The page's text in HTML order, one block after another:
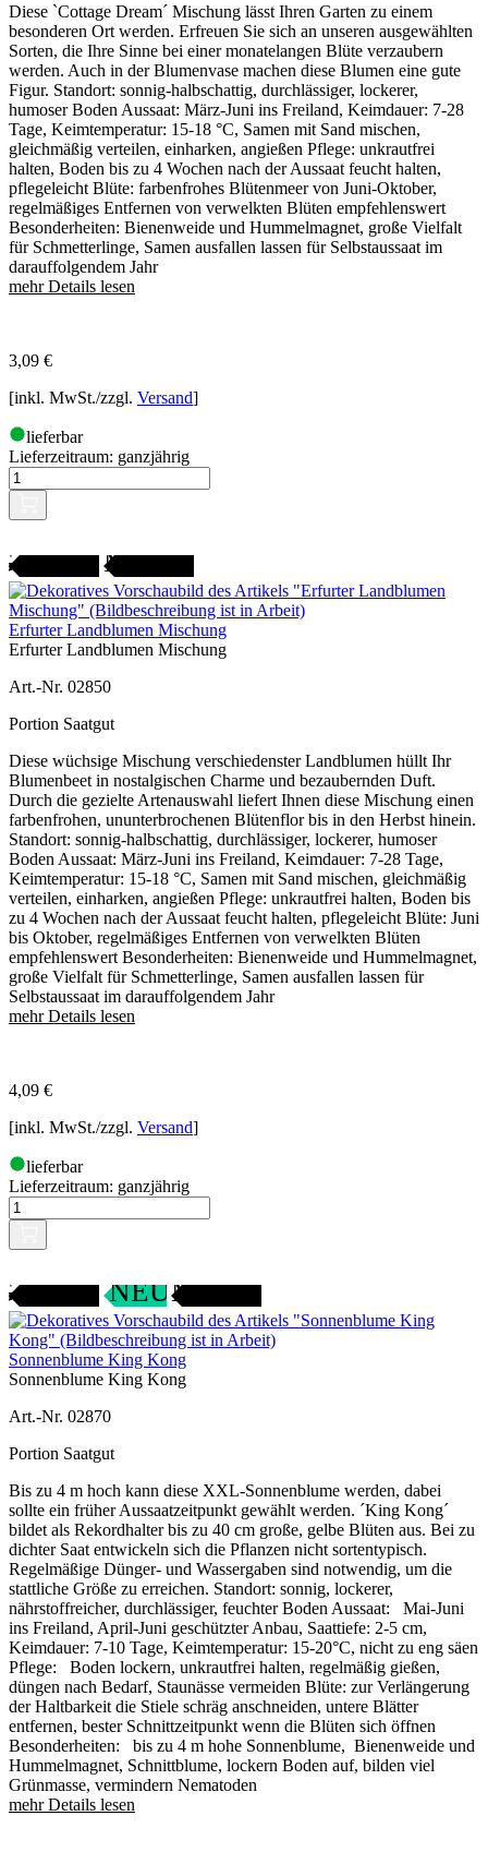
Diese `Cottage Dream´ Mischung lässt Ihren Garten zu einem
besonderen Ort werden. Erfreuen Sie sich an unseren ausgewählten
Sorten, die Ihre Sinne bei einer monatelangen Blüte verzaubern
werden. Auch in der Blumenvase machen diese Blumen eine gute
Figur. Standort: sonnig-halbschattig, durchlässiger, lockerer,
humoser Boden Aussaat: März-Juni ins Freiland, Keimdauer: 7-28
Tage, Keimtemperatur: 15-18 °C, Samen mit Sand mischen,
gleichmäßig verteilen, einharken, angießen Pflege: unkrautfrei
halten, Boden bis zu 4 Wochen nach der Aussaat feucht halten,
pflegeleicht Blüte: farbenfrohes Blütenmeer von Juni-Oktober,
regelmäßiges Entfernen von verwelkten Blüten empfehlenswert
Besonderheiten: Bienenweide und Hummelmagnet, große Vielfalt
für Schmetterlinge, Samen ausfallen lassen für Selbstaussaat im
darauffolgendem Jahr
mehr Details lesen
3,09 €
[inkl. MwSt./zzgl. Versand]
lieferbar
Lieferzeitraum: ganzjährig
SAMENFEST
Erfurter Landblumen Mischung
Erfurter Landblumen Mischung
Art.-Nr. 02850
Portion Saatgut
Diese wüchsige Mischung verschiedenster Landblumen hüllt Ihr
Blumenbeet in nostalgischen Charme und bezaubernden Duft.
Durch die gezielte Artenauswahl liefert Ihnen diese Mischung einen
farbenfrohen, ununterbrochenen Blütenflor bis in den Herbst hinein.
Standort: sonnig-halbschattig, durchlässiger, lockerer, humoser
Boden Aussaat: März-Juni ins Freiland, Keimdauer: 7-28 Tage,
Keimtemperatur: 15-18 °C, Samen mit Sand mischen, gleichmäßig
verteilen, einharken, angießen Pflege: unkrautfrei halten, Boden bis
zu 4 Wochen nach der Aussaat feucht halten, pflegeleicht Blüte: Juni
bis Oktober, regelmäßiges Entfernen von verwelkten Blüten
empfehlenswert Besonderheiten: Bienenweide und Hummelmagnet,
große Vielfalt für Schmetterlinge, Samen ausfallen lassen für
Selbstaussaat im darauffolgendem Jahr
mehr Details lesen
4,09 €
[inkl. MwSt./zzgl. Versand]
lieferbar
Lieferzeitraum: ganzjährig
NEU
SAMENFEST
Sonnenblume King Kong
Sonnenblume King Kong
Art.-Nr. 02870
Portion Saatgut
Bis zu 4 m hoch kann diese XXL-Sonnenblume werden, dabei
sollte ein früher Aussaatzeitpunkt gewählt werden. ´King Kong´
bildet als Rekordhalter bis zu 40 cm große, gelbe Blüten aus. Bei zu
dichter Saat entwickeln sich die Pflanzen nicht sortentypisch.
Regelmäßige Dünger- und Wassergaben sind notwendig, um die
stattliche Größe zu erreichen. Standort: sonnig, lockerer,
nährstoffreicher, durchlässiger, feuchter Boden Aussaat: Mai-Juni
ins Freiland, April-Juni geschützter Anbau, Saattiefe: 2-5 cm,
Keimdauer: 7-10 Tage, Keimtemperatur: 15-20°C, nicht zu eng säen
Pflege: Boden lockern, unkrautfrei halten, regelmäßig gießen,
düngen nach Bedarf, Staunässe vermeiden Blüte: zur Verlängerung
der Haltbarkeit die Stiele schräg anschneiden, untere Blätter
entfernen, bester Schnittzeitpunkt wenn die Blüten sich öffnen
Besonderheiten: bis zu 4 m hohe Sonnenblume, Bienenweide und
Hummelmagnet, Schnittblume, lockern Boden auf, bilden viel
Grünmasse, vermindern Nematoden
mehr Details lesen